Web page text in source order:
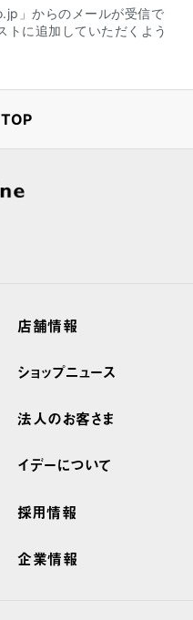
」からのメールが受信で
トに追加していただくよう
店舗情報
ショップニュース
法人のお客さま
イデーについて
採用情報
企業情報